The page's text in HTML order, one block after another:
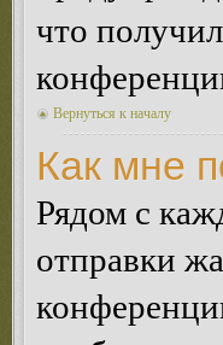
что
Вернуться к началу
Как мне
Рядом с
отправки